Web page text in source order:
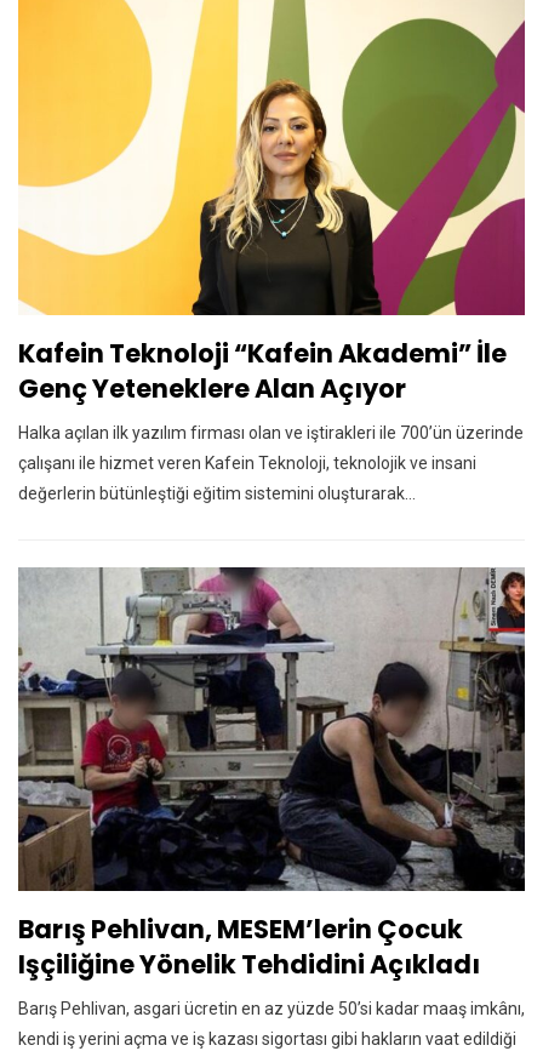
Kafein Teknoloji “Kafein Akademi” İle
Genç Yeteneklere Alan Açıyor
Halka açılan ilk yazılım firması olan ve iştirakleri ile 700’ün üzerinde
çalışanı ile hizmet veren Kafein Teknoloji, teknolojik ve insani
değerlerin bütünleştiği eğitim sistemini oluşturarak…
Barış Pehlivan, MESEM’lerin Çocuk
Işçiliğine Yönelik Tehdidini Açıkladı
Barış Pehlivan, asgari ücretin en az yüzde 50’si kadar maaş imkânı,
kendi iş yerini açma ve iş kazası sigortası gibi hakların vaat edildiği